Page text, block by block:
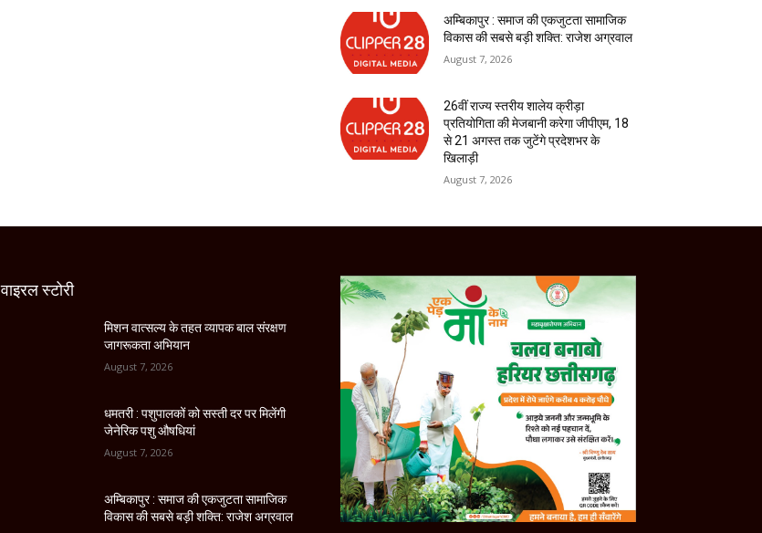
अम्बिकापुर : समाज की एकजुटता सामाजिक
विकास की सबसे बड़ी शक्ति: राजेश अग्रवाल
August 7, 2026
26वीं राज्य स्तरीय शालेय क्रीड़ा
प्रतियोगिता की मेजबानी करेगा जीपीएम, 18
से 21 अगस्त तक जुटेंगे प्रदेशभर के
खिलाड़ी
August 7, 2026
वाइरल स्टोरी
मिशन वात्सल्य के तहत व्यापक बाल संरक्षण
जागरूकता अभियान
August 7, 2026
धमतरी : पशुपालकों को सस्ती दर पर मिलेंगी
जेनेरिक पशु औषधियां
August 7, 2026
अम्बिकापुर : समाज की एकजुटता सामाजिक
विकास की सबसे बड़ी शक्ति: राजेश अग्रवाल